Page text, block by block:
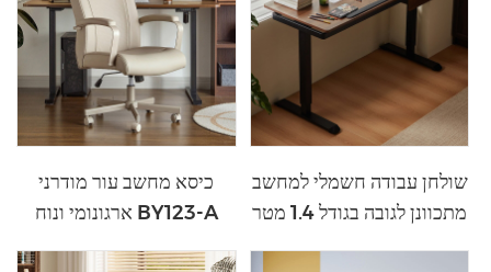
כיסא מחשב עור מודרני
ארגונומי ונוח BY123-A
שולחן עבודה חשמלי למחשב
מתכוונן לגובה בגודל 1.4 מטר